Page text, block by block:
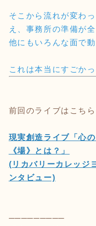
そこから流れが変わ
え、事務所の準備が
他にもいろんな面で
これは本当にすごか
前回のライブはこち
現実創造ライブ「心
《場》とは？」
(リカバリーカレッジ
ンタビュー)
─────────